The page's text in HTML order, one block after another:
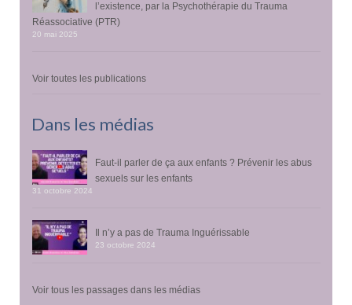
l’existence, par la Psychothérapie du Trauma
Réassociative (PTR)
20 mai 2025
Voir toutes les publications
Dans les médias
Faut-il parler de ça aux enfants ? Prévenir les abus
sexuels sur les enfants
31 octobre 2024
Il n’y a pas de Trauma Inguérissable
23 octobre 2024
Voir tous les passages dans les médias